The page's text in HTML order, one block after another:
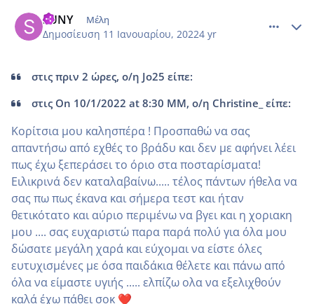
SUNY Μέλη
Δημοσίευση 11 Ιανουαρίου, 20224 yr
στις πριν 2 ώρες, ο/η Jo25 είπε:
στις On 10/1/2022 at 8:30 ΜΜ, ο/η Christine_ είπε:
Κορίτσια μου καλησπέρα ! Προσπαθώ να σας
απαντήσω από εχθές το βράδυ και δεν με αφήνει λέει
πως έχω ξεπεράσει το όριο στα ποσταρίσματα!
Ειλικρινά δεν καταλαβαίνω..... τέλος πάντων ήθελα να
σας πω πως έκανα και σήμερα τεστ και ήταν
θετικότατο και αύριο περιμένω να βγει και η χοριακη
μου .... σας ευχαριστώ παρα παρά πολύ για όλα μου
δώσατε μεγάλη χαρά και εύχομαι να είστε όλες
ευτυχισμένες με όσα παιδάκια θέλετε και πάνω από
όλα να είμαστε υγιής ..... ελπίζω ολα να εξελιχθούν
καλά έχω πάθει σοκ ❤️